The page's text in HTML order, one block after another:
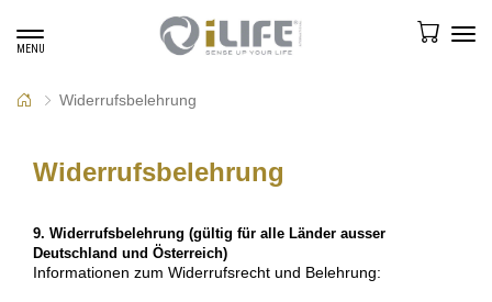
Widerrufsbelehrung
Widerrufsbelehrung
9. Widerrufsbelehrung (gültig für alle Länder ausser
Deutschland und Österreich)
Informationen zum Widerrufsrecht und Belehrung:
Toggle
navigation
MENU